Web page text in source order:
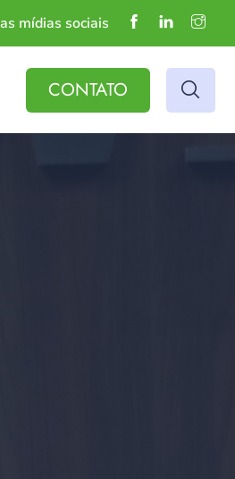
mídias sociais
CONTATO